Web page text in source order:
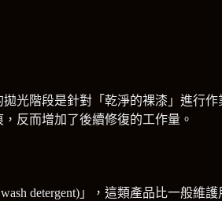
光階段是針對「乾淨的裸漆」進行
反而增加了後續修復的工作量。
detergent)」，這類產品比一般